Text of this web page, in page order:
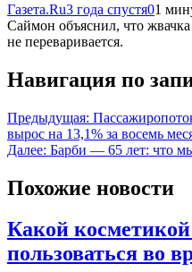
Газета.Ru3 года спустя01
Саймон объяснил, что
не переваривается.
Навигация по
Предыдущая:
вырос на 13,1% за восемь
Далее: Барби — 65 лет: что
Похожие новости
Какой
пользоваться во